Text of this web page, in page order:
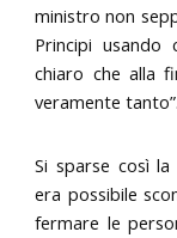
ministro non
Principi
chiaro che alla
veramente tanto”.
Si sparse così
era possibile
fermare le